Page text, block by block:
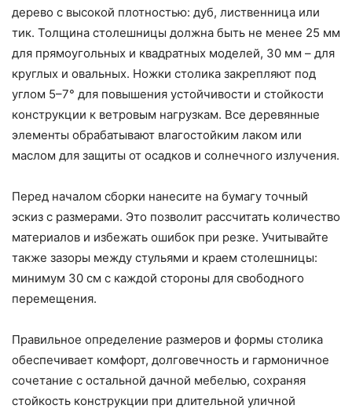
дерево с высокой плотностью: дуб, лиственница или
тик. Толщина столешницы должна быть не менее 25 мм
для прямоугольных и квадратных моделей, 30 мм – для
круглых и овальных. Ножки столика закрепляют под
углом 5–7° для повышения устойчивости и стойкости
конструкции к ветровым нагрузкам. Все деревянные
элементы обрабатывают влагостойким лаком или
маслом для защиты от осадков и солнечного излучения.
Перед началом сборки нанесите на бумагу точный
эскиз с размерами. Это позволит рассчитать количество
материалов и избежать ошибок при резке. Учитывайте
также зазоры между стульями и краем столешницы:
минимум 30 см с каждой стороны для свободного
перемещения.
Правильное определение размеров и формы столика
обеспечивает комфорт, долговечность и гармоничное
сочетание с остальной дачной мебелью, сохраняя
стойкость конструкции при длительной уличной